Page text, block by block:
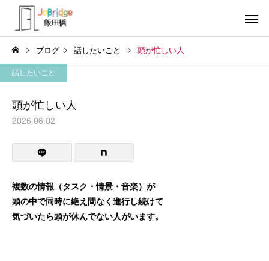
利用者の声
働き続けるための土台
ブログ 話したいこと 頭が忙しい人
話したいこと
頭が忙しい人
2026.06.02
複数の情報（タスク・情景・音楽）が
頭の中で同時に絶え間なく進行し続けて
気づいたら頭が休んでない人がいます。